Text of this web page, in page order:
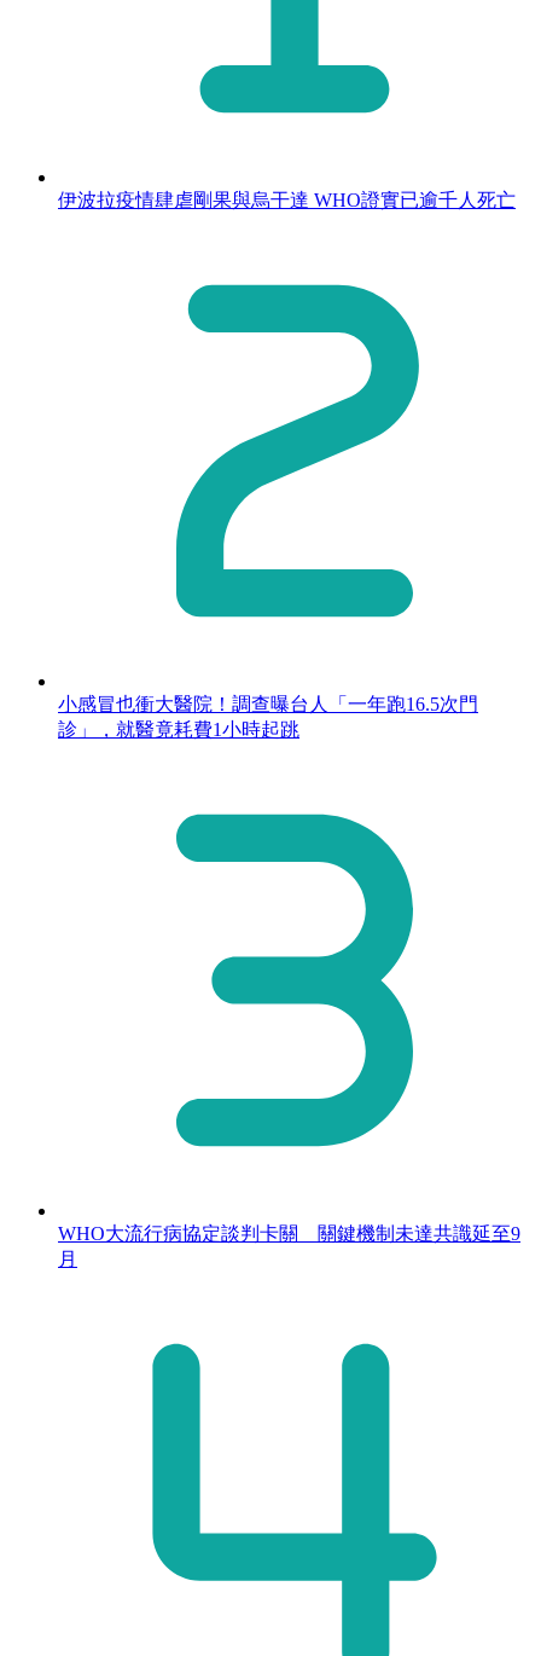
伊波拉疫情肆虐剛果與烏干達 WHO證實已逾千人死亡
小感冒也衝大醫院！調查曝台人「一年跑16.5次門
診」，就醫竟耗費1小時起跳
WHO大流行病協定談判卡關 關鍵機制未達共識延至9
月